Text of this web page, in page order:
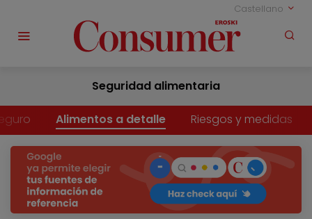
Castellano
Seguridad alimentaria
Alimentos a detalle Riesgos y medidas